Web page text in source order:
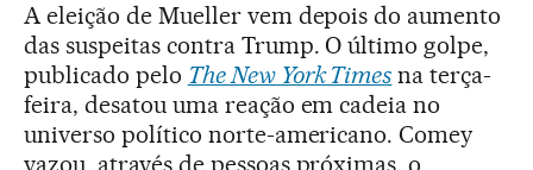
A eleição de Mueller vem depois do aumento
das suspeitas contra Trump. O último golpe,
publicado pelo The New York Times na terça-
feira, desatou uma reação em cadeia no
universo político norte-americano. Comey
vazou, através de pessoas próximas, o